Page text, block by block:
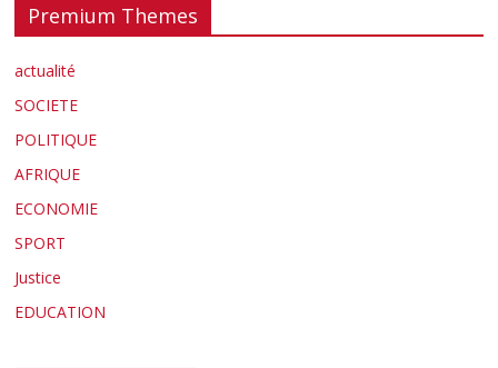
Premium Themes
actualité
SOCIETE
POLITIQUE
AFRIQUE
ECONOMIE
SPORT
Justice
EDUCATION